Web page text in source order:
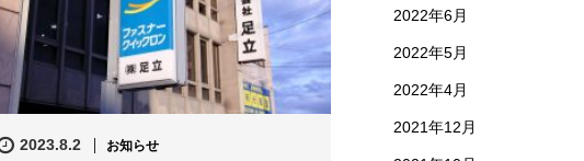
2023.8.2 お知らせ
2022年6月
2022年5月
2022年4月
2021年12月